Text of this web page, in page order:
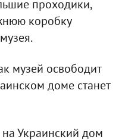
проходики,
коробку
музей освободит
доме станет
на Украинский дом